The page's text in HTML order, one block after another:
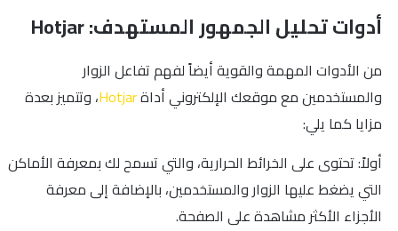
أدوات تحليل الجمهور المستهدف: Hotjar
من الأدوات المهمة والقوية أيضاً لفهم تفاعل الزوار
والمستخدمين مع موقعك الإلكتروني أداةHotjar، وتتميز بعدة
مزايا كما يلي:
أولاً: تحتوى على الخرائط الحرارية، والتي تسمح لك بمعرفة الأماكن
التي يضغط عليها الزوار والمستخدمين، بالإضافة إلى معرفة
الأجزاء الأكثر مشاهدة على الصفحة.